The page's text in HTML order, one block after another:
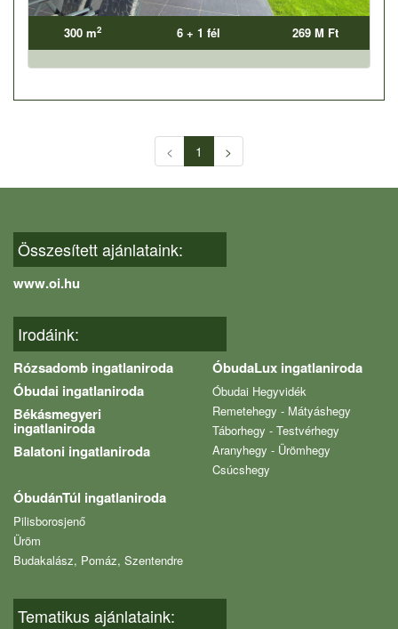
300 m2 6 + 1 fél 269 M Ft
< 1 >
Összesített ajánlataink:
www.oi.hu
Irodáink:
Rózsadomb ingatlaniroda
Óbudai ingatlaniroda
Békásmegyeri
ingatlaniroda
Balatoni ingatlaniroda
ÓbudaLux ingatlaniroda
Óbudai Hegyvidék
Remetehegy - Mátyáshegy
Táborhegy - Testvérhegy
Aranyhegy - Ürömhegy
Csúcshegy
ÓbudánTúl ingatlaniroda
Pilisborosjenő
Üröm
Budakalász, Pomáz, Szentendre
Tematikus ajánlataink: